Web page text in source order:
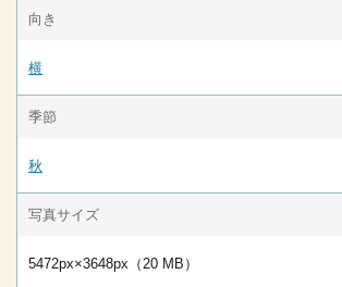
向き
横
季節
秋
写真サイズ
5472px×3648px（20 MB）